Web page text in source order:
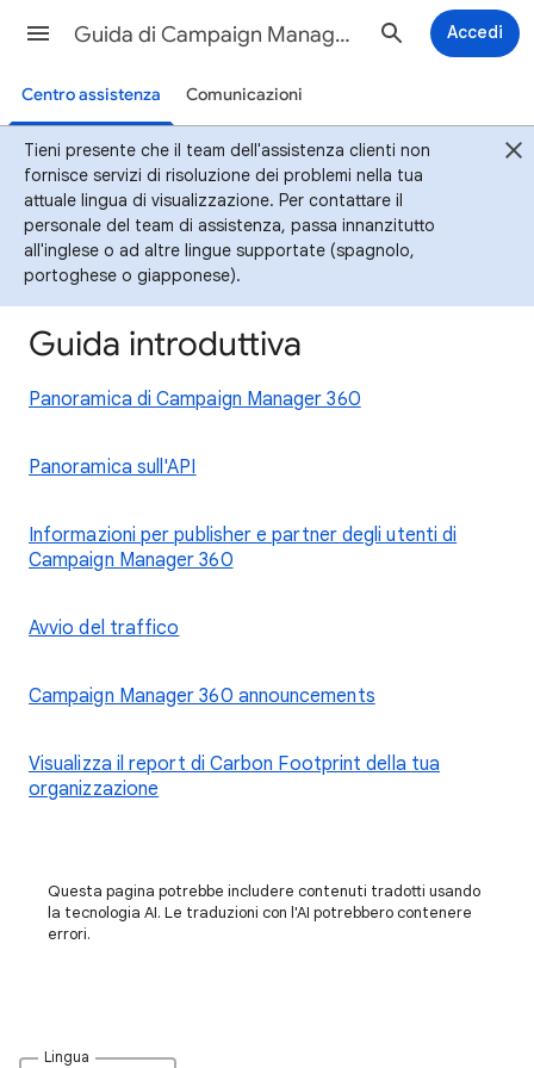
Guida di Campaign Manager 360 Accedi
Centro assistenza Comunicazioni
Tieni presente che il team dell'assistenza clienti non
fornisce servizi di risoluzione dei problemi nella tua
attuale lingua di visualizzazione. Per contattare il
personale del team di assistenza, passa innanzitutto
all'inglese o ad altre lingue supportate (spagnolo,
portoghese o giapponese).
Guida introduttiva
Panoramica di Campaign Manager 360
Panoramica sull'API
Informazioni per publisher e partner degli utenti di
Campaign Manager 360
Avvio del traffico
Campaign Manager 360 announcements
Visualizza il report di Carbon Footprint della tua
organizzazione
Questa pagina potrebbe includere contenuti tradotti usando
la tecnologia AI. Le traduzioni con l'AI potrebbero contenere
errori.
Lingua